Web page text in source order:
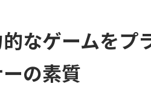
なゲームをプ
ーの素質